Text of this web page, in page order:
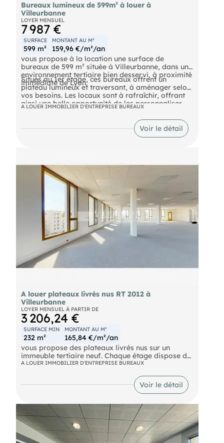
Bureaux lumineux de 599m² à louer à
Villeurbanne
LOYER MENSUEL
7 987 €
SURFACE
599 m²
MONTANT AU M²
159,96 €/m²/an
vous propose à la location une surface de
bureaux de 599 m² située à Villeurbanne, dans un
environnement tertiaire bien desservi, à proximité
immédiate de Lyon.
Situés au 1er étage, ces bureaux offrent un
plateau lumineux et traversant, à aménager selon
vos besoins. Les locaux sont à rafraîchir, offrant
ainsi une belle opportunité de les personnaliser
pour créer un environnement de travail adapté à
A LOUER IMMOBILIER D'ENTREPRISE BUREAUX
Voir le détail
A louer plateaux livrés nus RT 2012 à
Villeurbanne
LOYER MENSUEL À PARTIR DE
3 206,24 €
SURFACE MIN
232 m²
MONTANT AU M²
165,84 €/m²/an
vous propose des plateaux livrés nus sur un
immeuble tertiaire neuf. Chaque étage dispose de
plusieurs balcons filants. Le bâtiment est certifié
- 40 %. Le ratio parking est d'une place pour 65
A LOUER IMMOBILIER D'ENTREPRISE BUREAUX
Voir le détail